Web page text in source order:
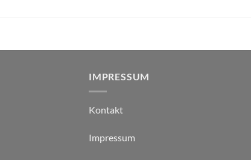
IMPRESSUM
Kontakt
Impressum